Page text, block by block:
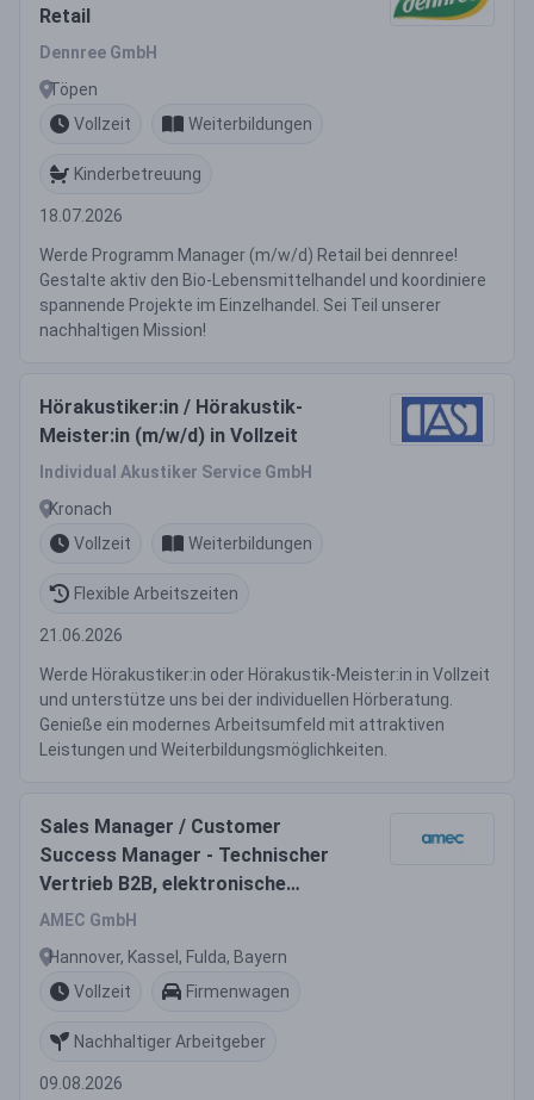
Retail
Dennree GmbH
Töpen
Vollzeit
Weiterbildungen
Kinderbetreuung
18.07.2026
Werde Programm Manager (m/w/d) Retail bei dennree!
Gestalte aktiv den Bio-Lebensmittelhandel und koordiniere
spannende Projekte im Einzelhandel. Sei Teil unserer
nachhaltigen Mission!
Hörakustiker:in / Hörakustik-
Meister:in (m/w/d) in Vollzeit
Individual Akustiker Service GmbH
Kronach
Vollzeit
Weiterbildungen
Flexible Arbeitszeiten
21.06.2026
Werde Hörakustiker:in oder Hörakustik-Meister:in in Vollzeit
und unterstütze uns bei der individuellen Hörberatung.
Genieße ein modernes Arbeitsumfeld mit attraktiven
Leistungen und Weiterbildungsmöglichkeiten.
Sales Manager / Customer
Success Manager - Technischer
Vertrieb B2B, elektronische
Bauelemente (m/w/d)
AMEC GmbH
Hannover, Kassel, Fulda, Bayern
Vollzeit
Firmenwagen
Nachhaltiger Arbeitgeber
09.08.2026